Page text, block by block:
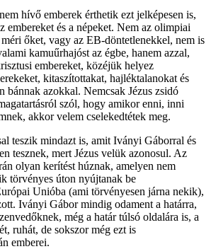
hívő emberek érthetik ezt jelképesen is,
embereket és a népeket. Nem az olimpiai
őket, vagy az EB-döntetlenekkel, nem is
kamuűrhajóst az égbe, hanem azzal,
embereket, közéjük helyez
kitaszítottakat, hajléktalanokat és
bánnak azokkal. Nemcsak Jézus zsidó
szól, hogy amikor enni, inni
akkor velem cselekedtétek meg.
teszik mindazt is, amit Iványi Gáborral és
tesznek, mert Jézus velük azonosul. Az
olyan kerítést húznak, amelyen nem
törvényes úton nyújtanak be
Unióba (ami törvényesen járna nekik),
Iványi Gábor mindig odament a határra,
még a határ túlsó oldalára is, a
ruhát, de sokszor még ezt is
emberei.